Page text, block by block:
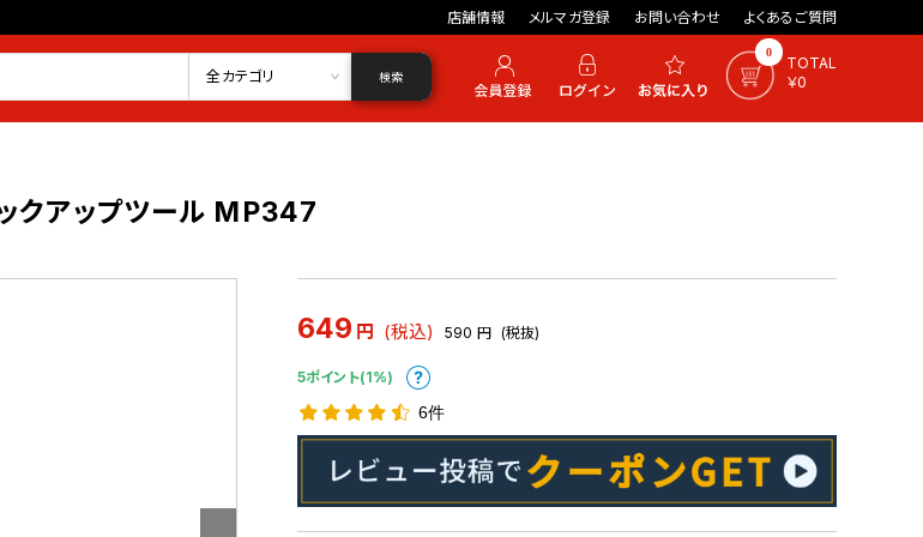
店舗情報 メルマガ登録 お問い合わせ よくあるご質問
お気に入り 0
TOTAL
￥0
全カテゴリ 検索
クアップツール MP347
649 円 (税込) 590 円 (税抜)
5ポイント(1%)
6件